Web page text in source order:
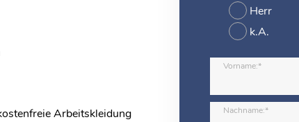
Herr
k.A.
Vorname:*
Nachname:*
Arbeitskleidung